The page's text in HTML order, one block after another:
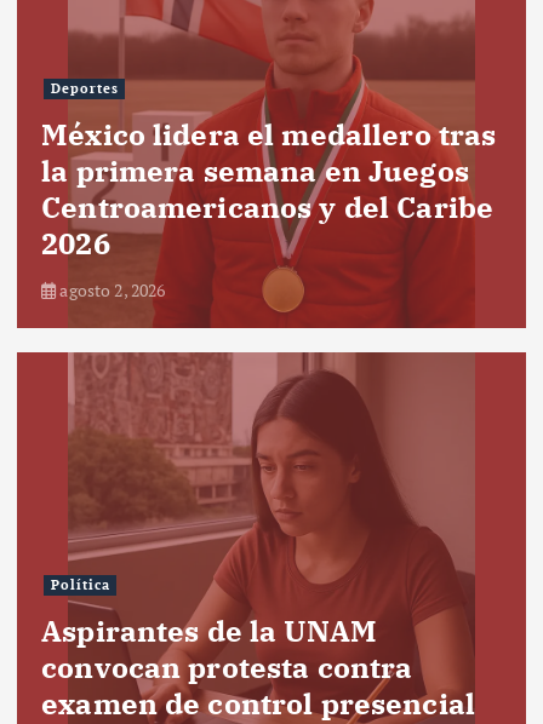
Deportes
México lidera el medallero tras
la primera semana en Juegos
Centroamericanos y del Caribe
2026
agosto 2, 2026
Política
Aspirantes de la UNAM
convocan protesta contra
examen de control presencial